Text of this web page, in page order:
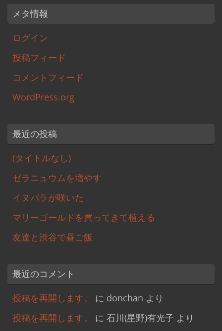
メタ情報
ログイン
投稿フィード
コメントフィード
WordPress.org
最近の投稿
(タイトルなし)
ゼラニュウムを増やす
イヌバラが咲いた
マリーゴールドを買ってきて植える
友達と渋谷で昼ご飯
最近のコメント
投稿を再開します。 に donchan より
投稿を再開します。
に 石川(星野)有光子 より